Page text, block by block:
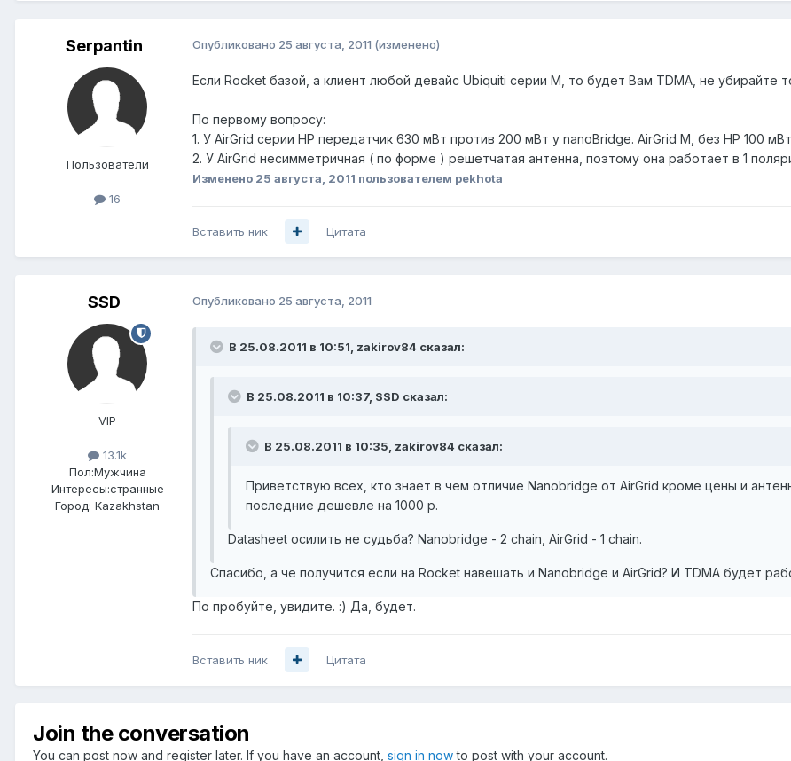
Serpantin
Пользователи
16
Опубликовано 25 августа, 2011 (изменено)
Если Rocket базой, а клиент любой девайс Ubiquiti серии M, то будет Вам TDMA, не убирайте
По первому вопросу:
1. У AirGrid серии HP передатчик 630 мВт против 200 мВт у nanoBridge. AirGrid M, без HP 100
2. У AirGrid несимметричная ( по форме ) решетчатая антенна, поэтому она работает в 1
Изменено 25 августа, 2011 пользователем pekhota
Вставить ник Цитата
SSD
VIP
13.1k
Пол:Мужчина
Интересы:странные
Город: Kazakhstan
Опубликовано 25 августа, 2011
В 25.08.2011 в 10:51, zakirov84 сказал:
В 25.08.2011 в 10:37, SSD сказал:
В 25.08.2011 в 10:35, zakirov84 сказал:
Приветствую всех, кто знает в чем отличие Nanobridge от AirGrid кроме цены и
последние дешевле на 1000 р.
Datasheet осилить не судьба? Nanobridge - 2 chain, AirGrid - 1 chain.
Спасибо, а че получится если на Rocket навешать и Nanobridge и AirGrid? И TDMA будет
По пробуйте, увидите. :) Да, будет.
Вставить ник Цитата
Join the conversation
You can post now and register later. If you have an account, sign in nowto post with your account.